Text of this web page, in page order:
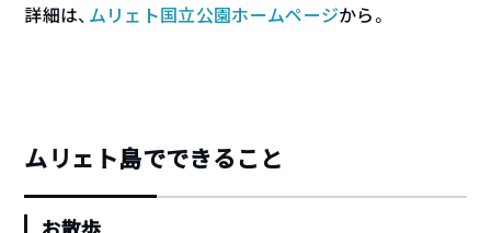
詳細は、 ムリェト国立公園ホームページから。
ムリェト島でできること